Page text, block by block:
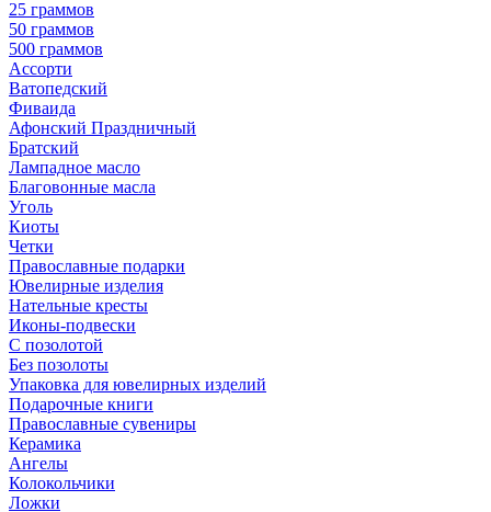
25 граммов
50 граммов
500 граммов
Ассорти
Ватопедский
Фиваида
Афонский Праздничный
Братский
Лампадное масло
Благовонные масла
Уголь
Киоты
Четки
Православные подарки
Ювелирные изделия
Нательные кресты
Иконы-подвески
С позолотой
Без позолоты
Упаковка для ювелирных изделий
Подарочные книги
Православные сувениры
Керамика
Ангелы
Колокольчики
Ложки